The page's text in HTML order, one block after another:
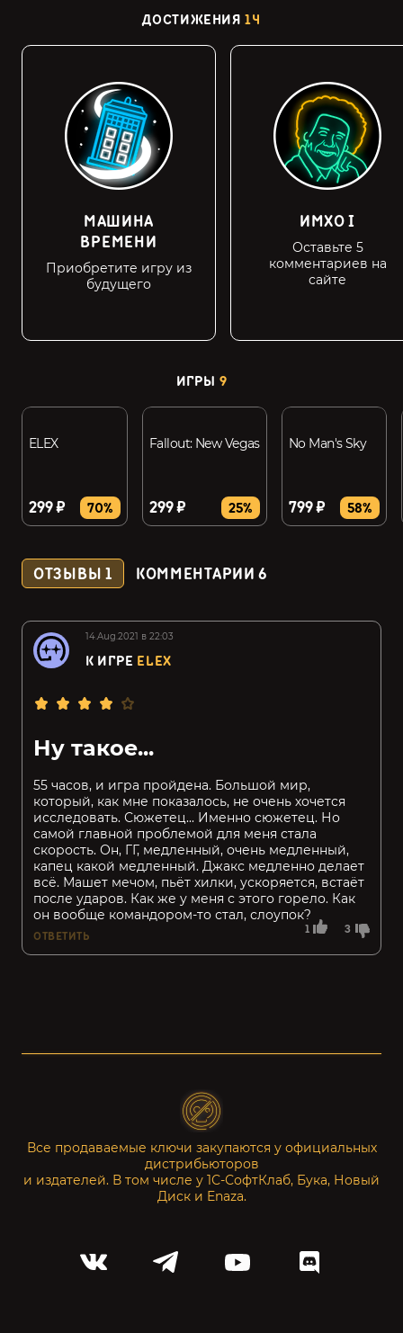
ДОСТИЖЕНИЯ14
МАШИНА
ВРЕМЕНИ
Приобретите игру из
будущего
ИМХО I
Оставьте 5
комментариев на
сайте
ИГРЫ 9
ELEX
299 ₽ 70%
Fallout: New Vegas
299 ₽ 25%
No Man's Sky
799 ₽ 58%
ОТЗЫВЫ1 КОММЕНТАРИИ6
14.Aug.2021 в 22:03
К ИГРЕ ELEX
1 3
Ну такое...
55 часов, и игра пройдена. Большой мир,
который, как мне показалось, не очень хочется
исследовать. Сюжетец... Именно сюжетец. Но
самой главной проблемой для меня стала
скорость. Он, ГГ, медленный, очень медленный,
капец какой медленный. Джакс медленно делает
всё. Машет мечом, пьёт хилки, ускоряется, встаёт
после ударов. Как же у меня с этого горело. Как
он вообще командором-то стал, слоупок?
ОТВЕТИТЬ
Все продаваемые ключи закупаются у официальных
дистрибьюторов
и издателей. В том числе у 1С-СофтКлаб, Бука, Новый
Диск и Enaza.